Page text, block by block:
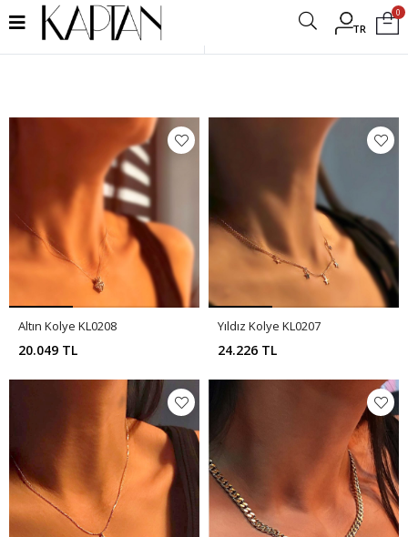
TR
0
Filtrele
Altın Kolye KL0208
20.049 TL
Yıldız Kolye KL0207
24.226 TL